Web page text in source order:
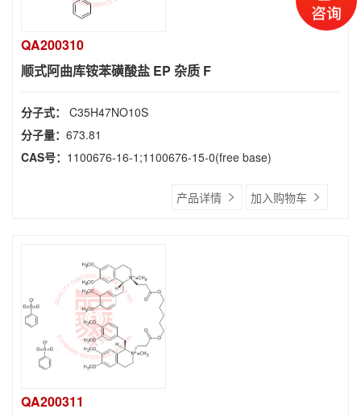
QA200310
顺式阿曲库铵苯磺酸盐 EP 杂质 F
分子式： C35H47NO10S
分子量： 673.81
CAS号： 1100676-16-1;1100676-15-0(free base)
产品详情 加入购物车
QA200311